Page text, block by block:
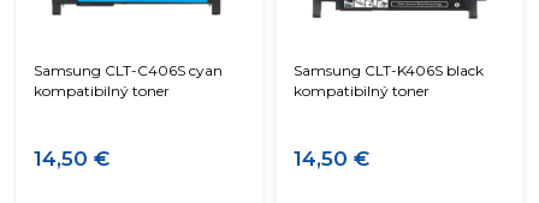
Samsung CLT-C406S cyan
kompatibilný toner
14,50 €
Samsung CLT-K406S black
kompatibilný toner
14,50 €